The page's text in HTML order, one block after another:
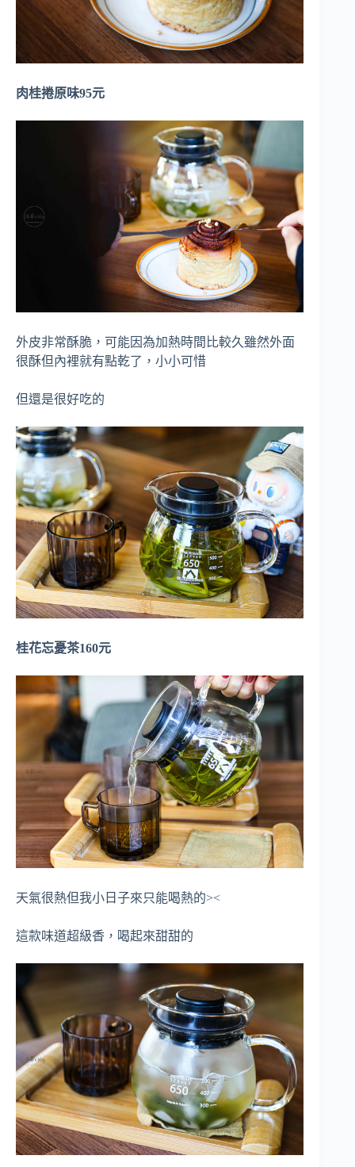
肉桂捲原味95元
外皮非常酥脆，可能因為加熱時間比較久雖然外面
很酥但內裡就有點乾了，小小可惜
但還是很好吃的
桂花忘憂茶160元
天氣很熱但我小日子來只能喝熱的><
這款味道超級香，喝起來甜甜的